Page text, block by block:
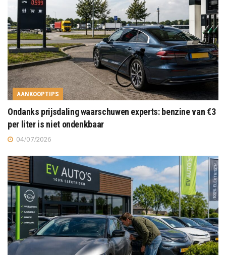
AANKOOPTIPS
Ondanks prijsdaling waarschuwen experts: benzine van €3
per liter is niet ondenkbaar
04/07/2026